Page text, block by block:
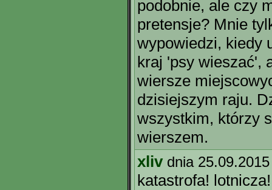
podobnie, ale czy
pretensje? Mnie
wypowiedzi, kiedy
kraj 'psy wieszać',
wiersze
dzisiejszym raju.
wszystkim, którzy
wierszem.
xliv dnia
katastrofa! lotnicza!